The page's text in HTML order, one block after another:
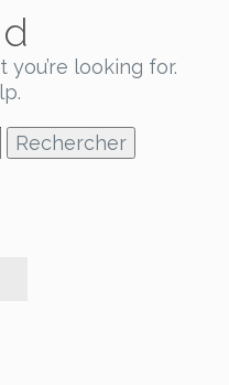
you’re looking for.